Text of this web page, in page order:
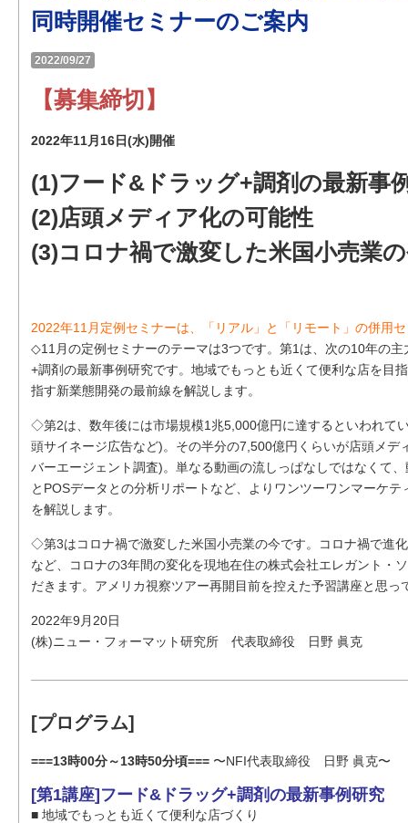
同時開催セミナーのご案内
2022/09/27
【募集締切】
2022年11月16日(水)開催
(1)フード&ドラッグ+調剤の最新事
(2)店頭メディア化の可能性
(3)コロナ禍で激変した米国小売業
2022年11月定例セミナーは、「リアル」と「リモート」の併用
◇11月の定例セミナーのテーマは3つです。第1は、次の10年の
+調剤の最新事例研究です。地域でもっとも近くて便利な店を目
指す新業態開発の最前線を解説します。
◇第2は、数年後には市場規模1兆5,000億円に達するといわれて
頭サイネージ広告など)。その半分の7,500億円くらいが店頭メデ
バーエージェント調査)。単なる動画の流しっぱなしではなくて
とPOSデータとの分析リポートなど、よりワンツーワンマーケ
を解説します。
◇第3はコロナ禍で激変した米国小売業の今です。コロナ禍で進
など、コロナの3年間の変化を現地在住の株式会社エレガント・
だきます。アメリカ視察ツアー再開目前を控えた予習講座と思っ
2022年9月20日
(株)ニュー・フォーマット研究所 代表取締役 日野 眞克
[プログラム]
===13時00分～13時50分頃=== 〜NFI代表取締役 日野 眞克〜
[第1講座]フード&ドラッグ+調剤の最新事例研究
■ 地域でもっとも近くて便利な店づくり